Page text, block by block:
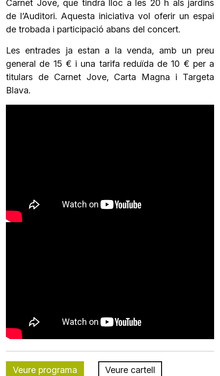
Carnet Jove, que tindrà lloc a les 20 h als jardins
de l’Auditori. Aquesta iniciativa vol oferir un espai
de trobada i participació abans del concert.
Les entrades ja estan a la venda, amb un preu
general de 15 € i una tarifa reduïda de 10 € per a
titulars de Carnet Jove, Carta Magna i Targeta
Blava.
Veure programa Veure cartell